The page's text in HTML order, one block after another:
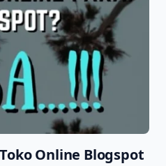
Online Blogspot